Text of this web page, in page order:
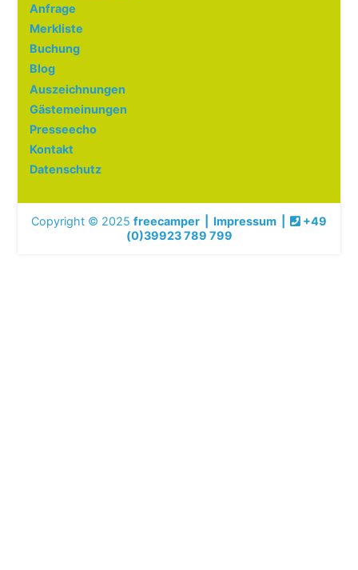
Anfrage
Merkliste
Buchung
Blog
Auszeichnungen
Gästemeinungen
Presseecho
Kontakt
Datenschutz
Copyright © 2025 freecamper Impressum
+49
(0)39923 789 799